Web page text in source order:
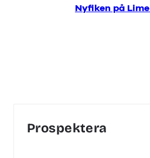
Nyfiken på
Prospektera